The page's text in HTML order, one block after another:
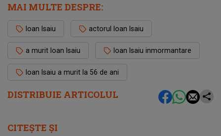
DISTRIBUIE ARTICOLUL
MAI MULTE DESPRE:
Ioan Isaiu actorul Ioan Isaiu
a murit Ioan Isaiu Ioan Isaiu inmormantare
Ioan Isaiu a murit la 56 de ani
CITEȘTE ȘI